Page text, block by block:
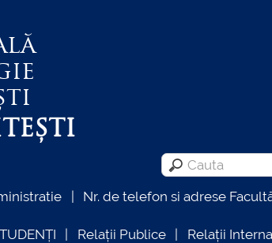
Nr. de telefon si adrese
Relații Publice Relații